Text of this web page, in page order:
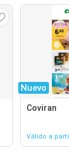
Nuevo
Coviran
Válido a